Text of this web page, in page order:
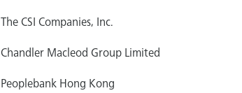
The CSI Companies, Inc.
Chandler Macleod Group Limited
Peoplebank Hong Kong